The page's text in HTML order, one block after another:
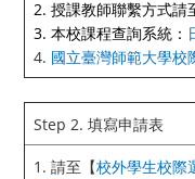
2. 授課教師聯繫方式請
3. 本校課程查詢系統：
4. 國立臺灣師範大學校
Step 2. 填寫申請表
1. 請至【校外學生校際